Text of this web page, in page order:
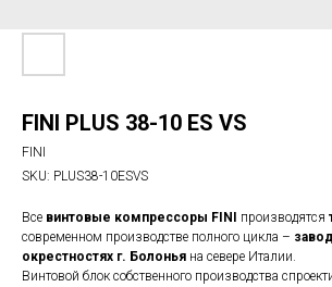
FINI PLUS 38-10 ES VS
FINI
SKU: PLUS38-10ESVS
Все винтовые компрессоры FINI производятся
современном производстве полного цикла –
окрестностях г. Болонья на севере Италии.
Винтовой блок собственного производства